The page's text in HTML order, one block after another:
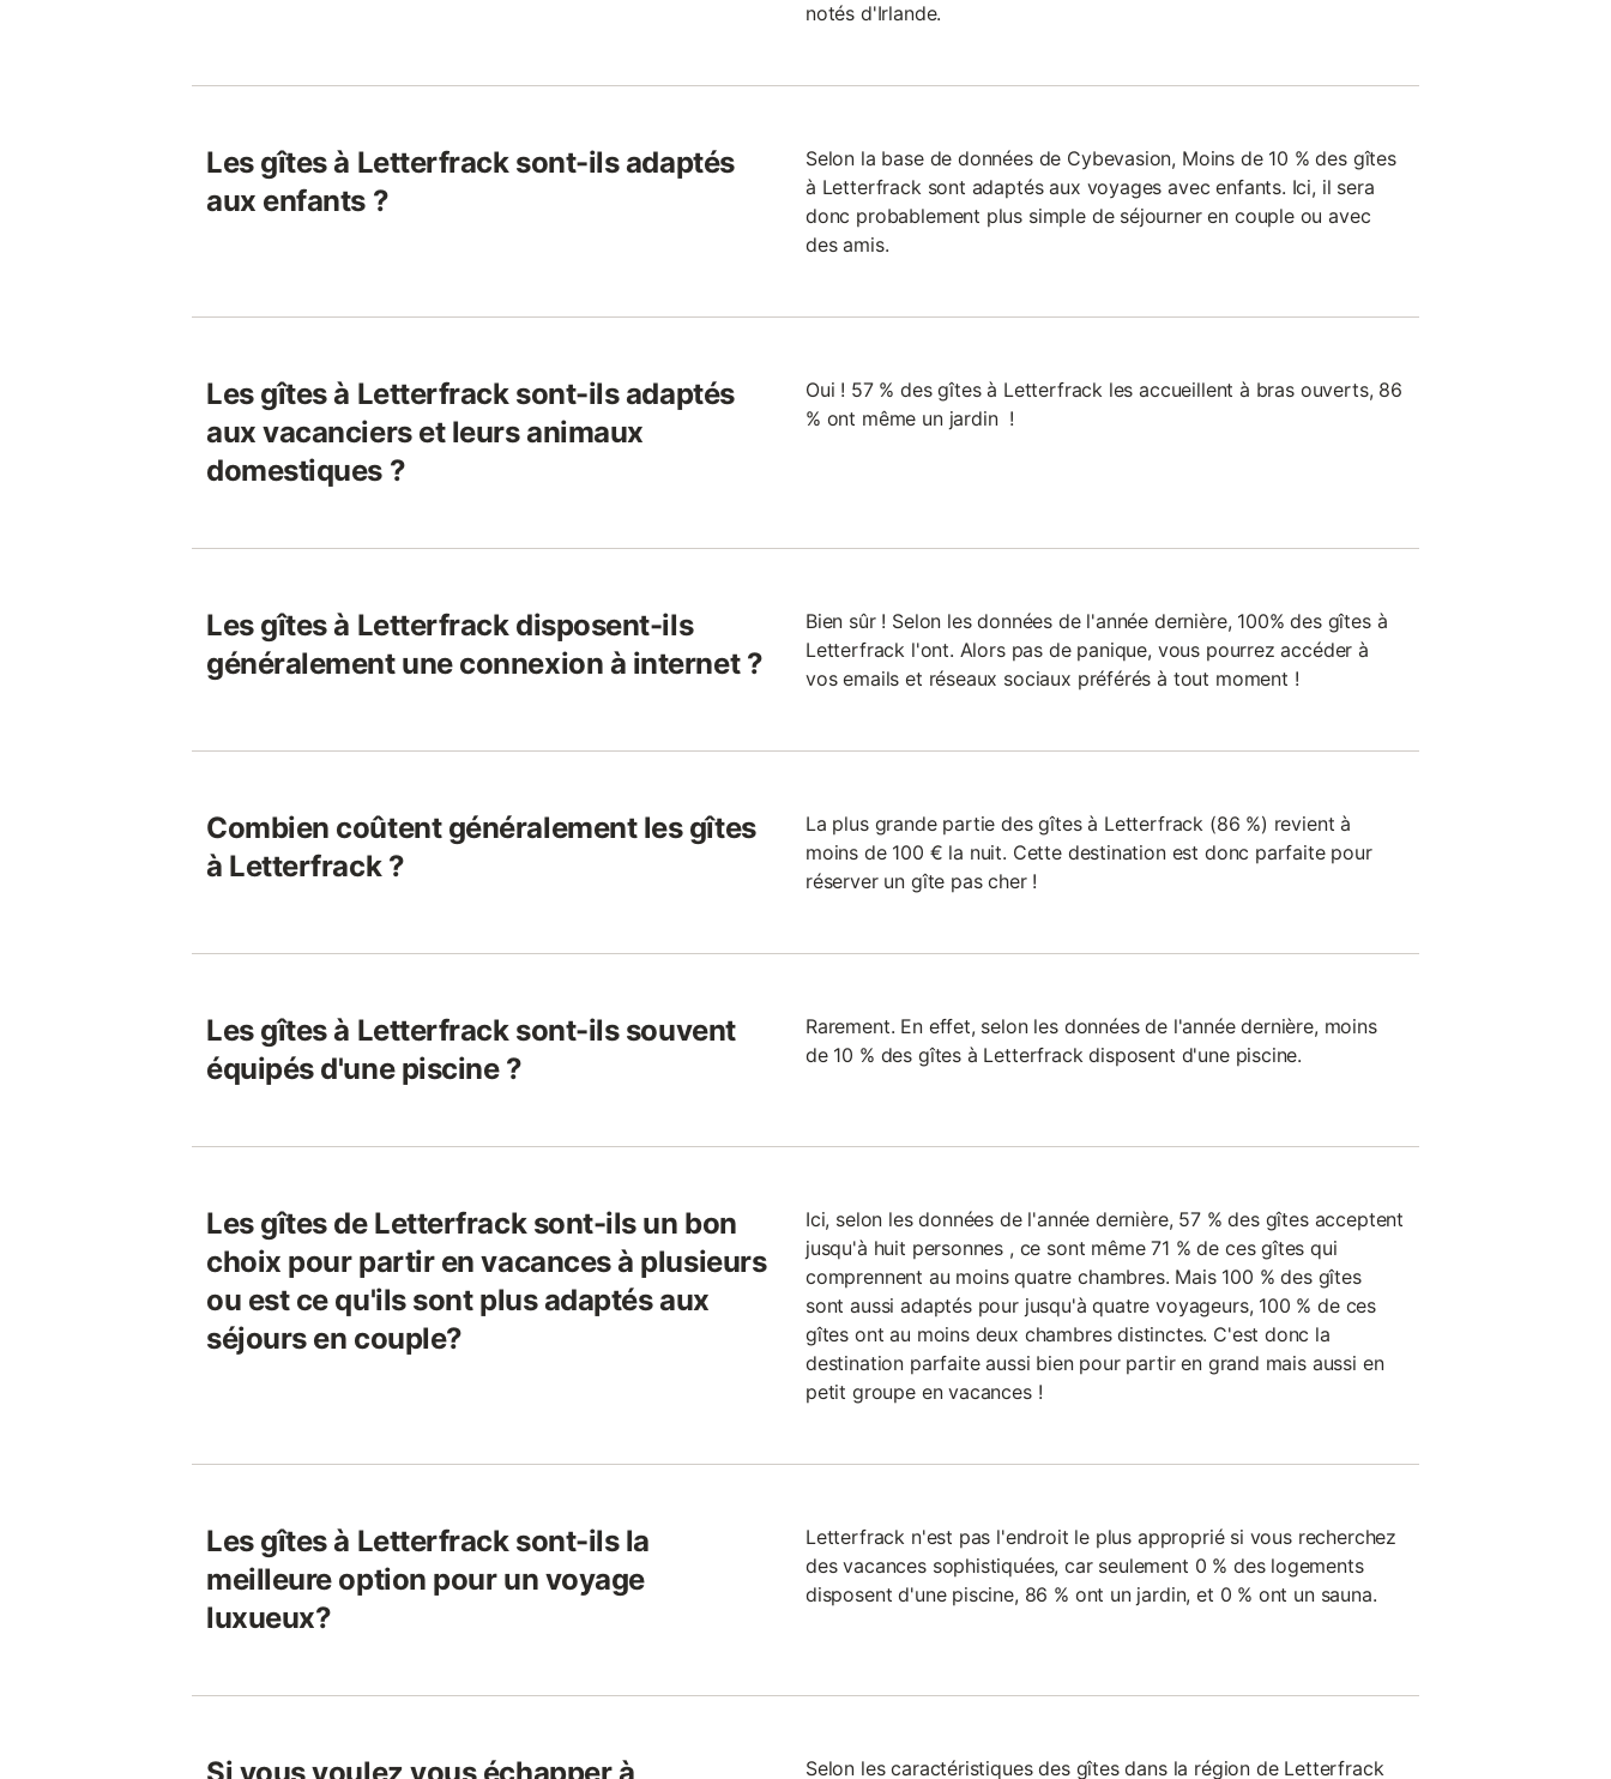
notés d'Irlande.
Les gîtes à Letterfrack sont-ils adaptés
aux enfants ?
Selon la base de données de Cybevasion, Moins de 10 % des gîtes
à Letterfrack sont adaptés aux voyages avec enfants. Ici, il sera
donc probablement plus simple de séjourner en couple ou avec
des amis.
Les gîtes à Letterfrack sont-ils adaptés
aux vacanciers et leurs animaux
domestiques ?
Oui ! 57 % des gîtes à Letterfrack les accueillent à bras ouverts, 86
% ont même un jardin !
Les gîtes à Letterfrack disposent-ils
généralement une connexion à internet ?
Bien sûr ! Selon les données de l'année dernière, 100% des gîtes à
Letterfrack l'ont. Alors pas de panique, vous pourrez accéder à
vos emails et réseaux sociaux préférés à tout moment !
Combien coûtent généralement les gîtes
à Letterfrack ?
La plus grande partie des gîtes à Letterfrack (86 %) revient à
moins de 100 € la nuit. Cette destination est donc parfaite pour
réserver un gîte pas cher !
Les gîtes à Letterfrack sont-ils souvent
équipés d'une piscine ?
Rarement. En effet, selon les données de l'année dernière, moins
de 10 % des gîtes à Letterfrack disposent d'une piscine.
Les gîtes de Letterfrack sont-ils un bon
choix pour partir en vacances à plusieurs
ou est ce qu'ils sont plus adaptés aux
séjours en couple?
Ici, selon les données de l'année dernière, 57 % des gîtes acceptent
jusqu'à huit personnes , ce sont même 71 % de ces gîtes qui
comprennent au moins quatre chambres. Mais 100 % des gîtes
sont aussi adaptés pour jusqu'à quatre voyageurs, 100 % de ces
gîtes ont au moins deux chambres distinctes. C'est donc la
destination parfaite aussi bien pour partir en grand mais aussi en
petit groupe en vacances !
Les gîtes à Letterfrack sont-ils la
meilleure option pour un voyage
luxueux?
Letterfrack n'est pas l'endroit le plus approprié si vous recherchez
des vacances sophistiquées, car seulement 0 % des logements
disposent d'une piscine, 86 % ont un jardin, et 0 % ont un sauna.
Selon les caractéristiques des gîtes dans la région de Letterfrack